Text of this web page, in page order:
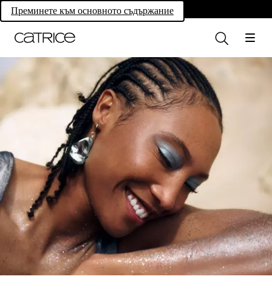
Преминете към основното съдържание
Own your magic.